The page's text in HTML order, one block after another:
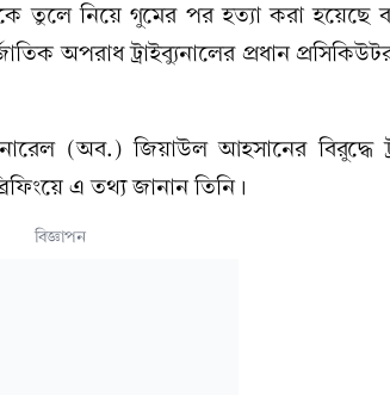
তুলে নিয়ে গুমের পর হত্যা করা হয়েছে
অপরাধ ট্রাইব্যুনালের প্রধান
(অব.) জিয়াউল আহসানের বিরুদ্ধে
এ তথ্য জানান তিনি।
বিজ্ঞাপন